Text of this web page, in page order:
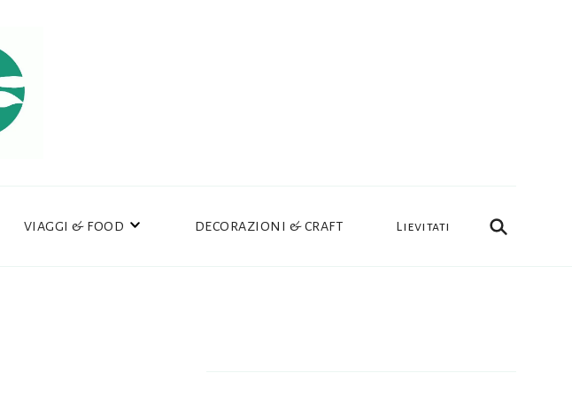
VIAGGI & FOOD DECORAZIONI & CRAFT Lievitati